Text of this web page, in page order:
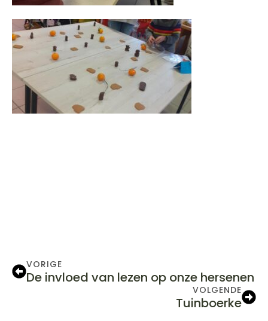
VORIGE
De invloed van lezen op onze hersenen
VOLGENDE
Tuinboerke